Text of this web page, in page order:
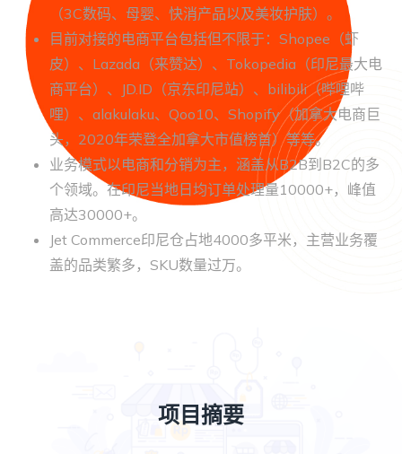
（3C数码、母婴、快消产品以及美妆护肤）。
目前对接的电商平台包括但不限于：Shopee（虾
皮）、Lazada（来赞达）、Tokopedia（印尼最大电
商平台）、JD.ID（京东印尼站）、bilibili（哔哩哔
哩）、alakulaku、Qoo10、Shopify（加拿大电商巨
头，2020年荣登全加拿大市值榜首）等等。
业务模式以电商和分销为主，涵盖从B2B到B2C的多
个领域。在印尼当地日均订单处理量10000+，峰值
高达30000+。
Jet Commerce印尼仓占地4000多平米，主营业务覆
盖的品类繁多，SKU数量过万。
项目摘要